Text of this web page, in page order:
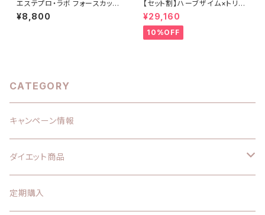
エステプロ・ラボ フォースカッタ
ークリーム 230g
¥8,800
【セット割】ハーブザイム×トリプ
ルカッター×ファストプロウォー
ター
¥29,160
10%OFF
CATEGORY
キャンペーン情報
ダイエット商品
エステプロラボ
定期購入